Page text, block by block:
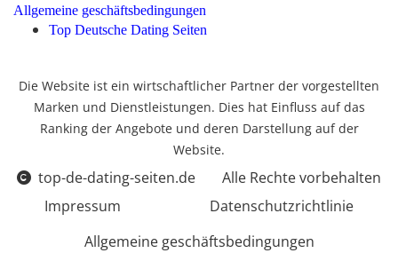
Allgemeine geschäftsbedingungen
Top Deutsche Dating Seiten
Die Website ist ein wirtschaftlicher Partner der vorgestellten
Marken und Dienstleistungen. Dies hat Einfluss auf das
Ranking der Angebote und deren Darstellung auf der
Website.
top-de-dating-seiten.de
Alle Rechte vorbehalten
Impressum
Datenschutzrichtlinie
Allgemeine geschäftsbedingungen